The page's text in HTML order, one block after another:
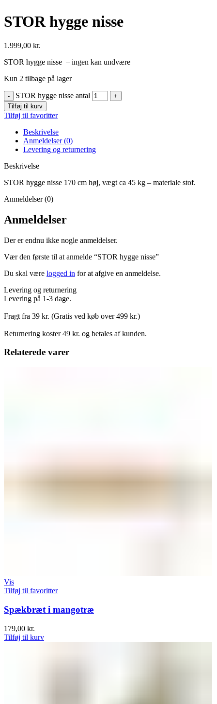
STOR hygge nisse
1.999,00 kr.
STOR hygge nisse – ingen kan undvære
Kun 2 tilbage på lager
STOR hygge nisse antal
Tilføj til kurv
Tilføj til favoritter
Beskrivelse
Anmeldelser (0)
Levering og returnering
Beskrivelse
STOR hygge nisse 170 cm høj, vægt ca 45 kg – materiale stof.
Anmeldelser (0)
Anmeldelser
Der er endnu ikke nogle anmeldelser.
Vær den første til at anmelde “STOR hygge nisse”
Du skal være logged in for at afgive en anmeldelse.
Levering og returnering
Levering på 1-3 dage.
Fragt fra 39 kr. (Gratis ved køb over 499 kr.)
Returnering koster 49 kr. og betales af kunden.
Relaterede varer
Vis
Tilføj til favoritter
Spækbræt i mangotræ
179,00 kr.
Tilføj til kurv